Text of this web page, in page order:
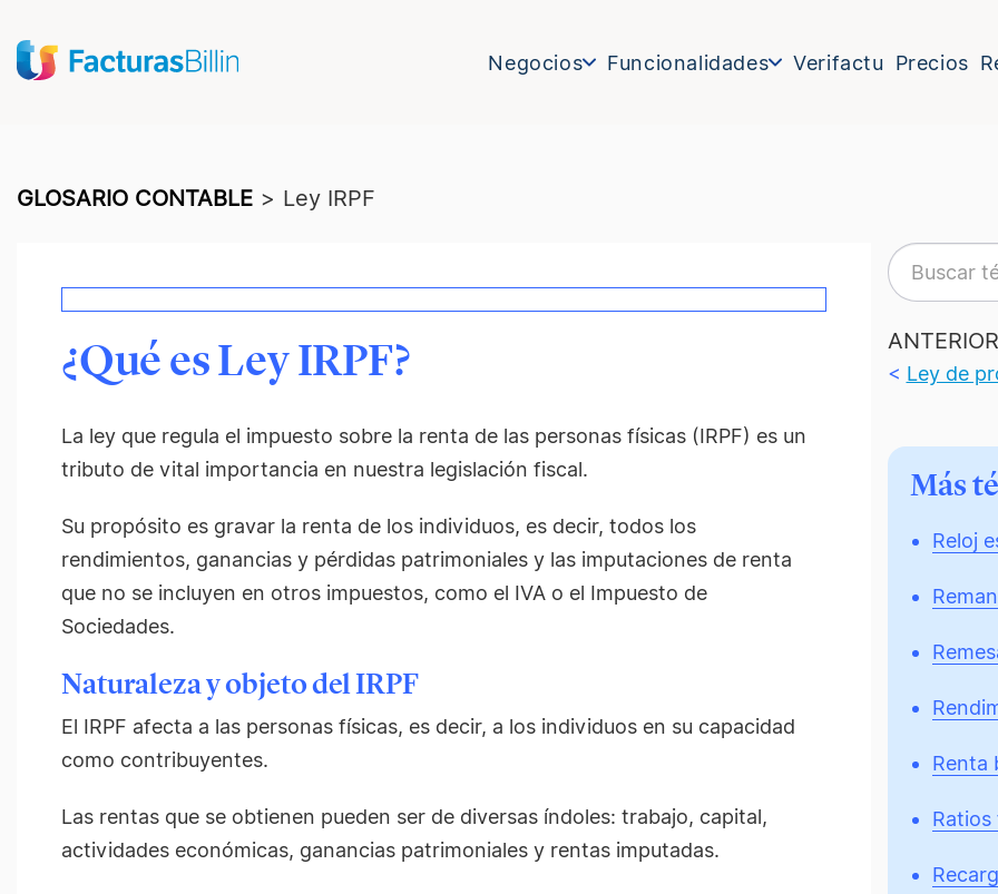
Negocios Funcionalidades Verifactu Precios
GLOSARIO CONTABLE > Ley IRPF
¿Qué es Ley IRPF?
La ley que regula el impuesto sobre la renta de las personas físicas (IRPF) es un
tributo de vital importancia en nuestra legislación fiscal.
Su propósito es gravar la renta de los individuos, es decir, todos los
rendimientos, ganancias y pérdidas patrimoniales y las imputaciones de renta
que no se incluyen en otros impuestos, como el IVA o el Impuesto de
Sociedades.
Naturaleza y objeto del IRPF
El IRPF afecta a las personas físicas, es decir, a los individuos en su capacidad
como contribuyentes.
Las rentas que se obtienen pueden ser de diversas índoles: trabajo, capital,
actividades económicas, ganancias patrimoniales y rentas imputadas.
ANTERIOR
< Ley de
Más
Reloj
Renta